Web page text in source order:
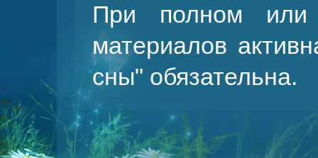
При полном или
материалов
сны" обязательна.